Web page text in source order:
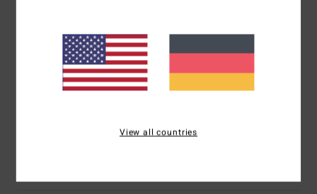
Logo-Stickerei auf der Brust, gewebtes Etikett unten
Teil der Since 73 Kollektion
Zusammensetzung[Hauptstoff] 55 % Baumwolle, 25 %
View all countries